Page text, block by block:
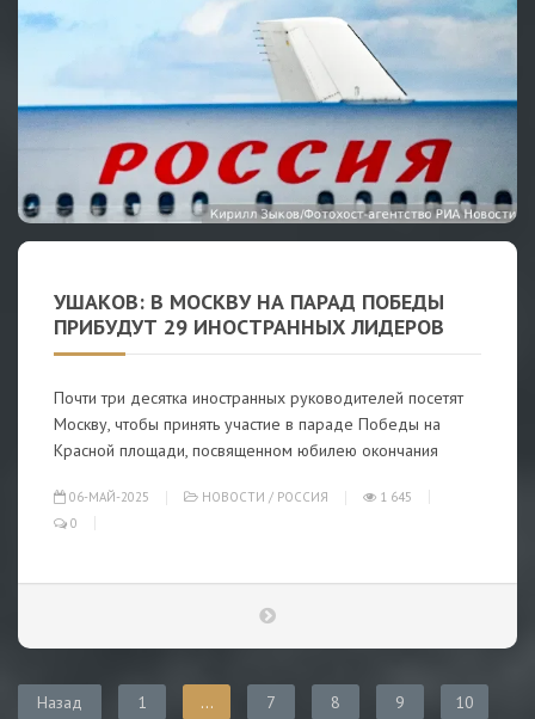
УШАКОВ: В МОСКВУ НА ПАРАД ПОБЕДЫ
ПРИБУДУТ 29 ИНОСТРАННЫХ ЛИДЕРОВ
Почти три десятка иностранных руководителей посетят
Москву, чтобы принять участие в параде Победы на
Красной площади, посвященном юбилею окончания
06-МАЙ-2025 НОВОСТИ / РОССИЯ
1 645
0
Назад 1 ... 7 8 9 10